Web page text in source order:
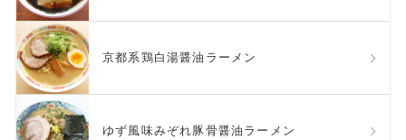
京都系鶏白湯醤油ラーメン
ゆず風味みぞれ豚骨醤油ラーメン